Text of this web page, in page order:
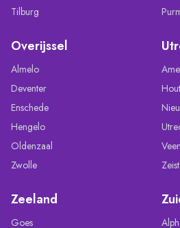
Tilburg
Overijssel
Almelo
Deventer
Enschede
Hengelo
Oldenzaal
Zwolle
Zeist
Zeeland
Goes